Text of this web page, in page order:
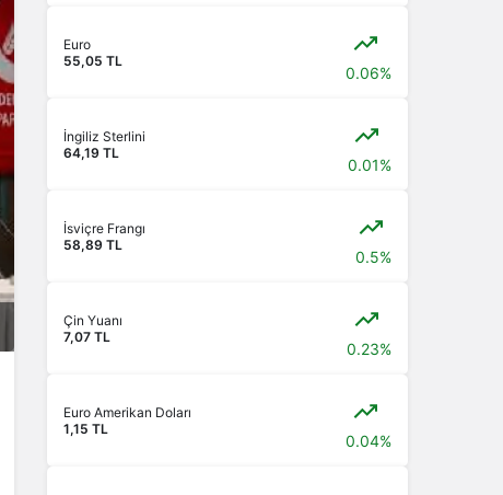
Euro
55,05 TL
0.06%
İngiliz Sterlini
64,19 TL
0.01%
İsviçre Frangı
58,89 TL
0.5%
Çin Yuanı
7,07 TL
0.23%
Euro Amerikan Doları
1,15 TL
0.04%